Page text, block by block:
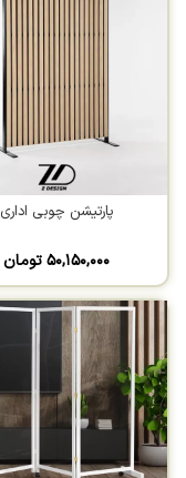
پارتیشن چوبی اداری
۵۰,۱۵۰,۰۰۰تومان